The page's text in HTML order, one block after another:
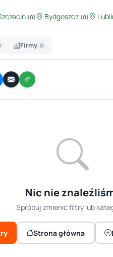
(0) Bydgoszcz (0)
Firmy 0
Nic nie
Spróbuj zmienić filtry lub
Strona główna